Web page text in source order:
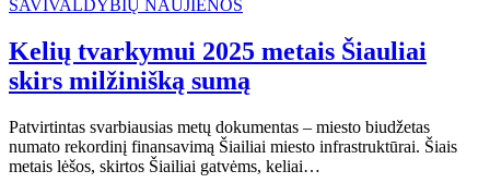
SAVIVALDYBIŲ NAUJIENOS
Kelių tvarkymui 2025 metais Šiauliai
skirs milžinišką sumą
Patvirtintas svarbiausias metų dokumentas – miesto biudžetas
numato rekordinį finansavimą Šiailiai miesto infrastruktūrai. Šiais
metais lėšos, skirtos Šiailiai gatvėms, keliai…